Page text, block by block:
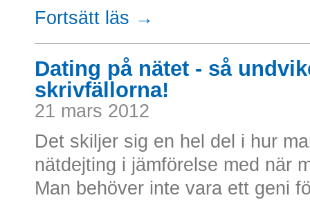
Fortsätt läs →
Dating på nätet - så
skrivfällorna!
21 mars 2012
Det skiljer sig en hel del i hur
nätdejting i jämförelse med när
Man behöver inte vara ett geni